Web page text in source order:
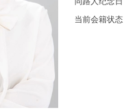
当前会籍状